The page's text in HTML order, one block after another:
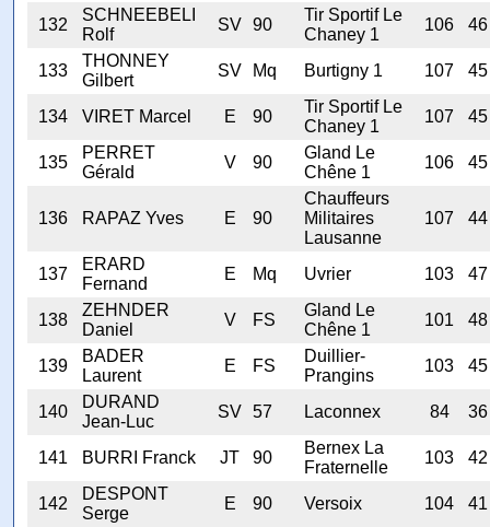
132
SCHNEEBELI
Rolf
SV 90
Tir Sportif Le
Chaney 1
106 46
133
THONNEY
Gilbert
SV Mq Burtigny 1 107 45
134 VIRET Marcel E 90
Tir Sportif Le
Chaney 1
107 45
135
PERRET
Gérald
V 90
Gland Le
Chêne 1
106 45
136 RAPAZ Yves E 90
Chauffeurs
Militaires
Lausanne
107 44
137
ERARD
Fernand
E Mq Uvrier 103 47
138
ZEHNDER
Daniel
V FS
Gland Le
Chêne 1
101 48
139
BADER
Laurent
E FS
Duillier-
Prangins
103 45
140
DURAND
Jean-Luc
SV 57 Laconnex 84 36
141 BURRI Franck JT 90
Bernex La
Fraternelle
103 42
142
DESPONT
Serge
E 90 Versoix 104 41